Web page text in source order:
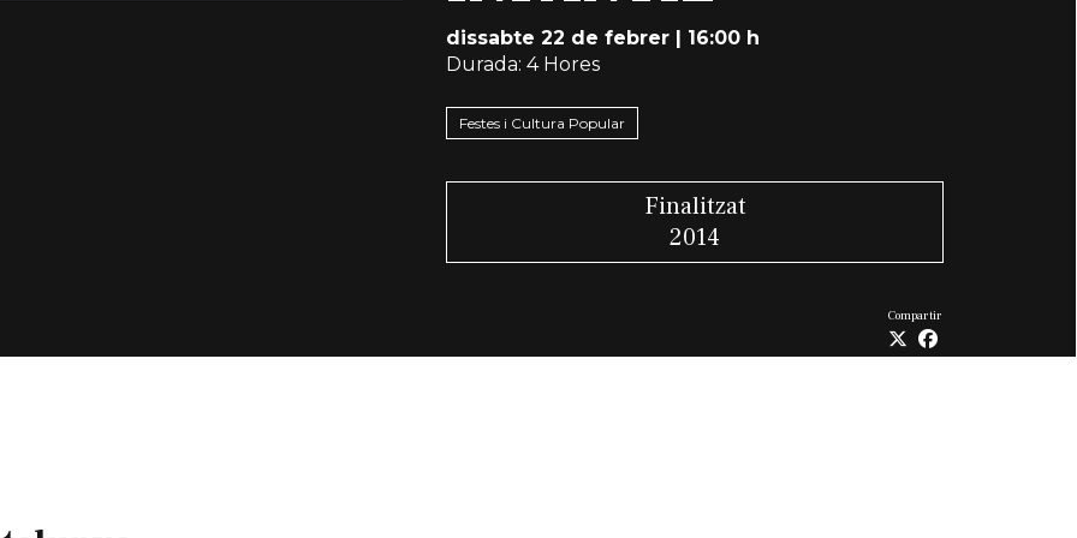
dissabte 22 de febrer
16:00 h
Durada: 4 Hores
Festes i Cultura Popular
Finalitzat
2014
Compartir